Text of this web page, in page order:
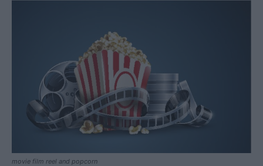
movie film reel and popcorn